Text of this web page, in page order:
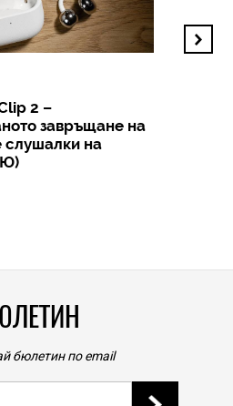
2 –
завръщане на
слушалки на
бюлетин по email